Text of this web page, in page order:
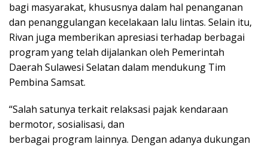
bagi masyarakat, khususnya dalam hal penanganan
dan penanggulangan kecelakaan lalu lintas. Selain itu,
Rivan juga memberikan apresiasi terhadap berbagai
program yang telah dijalankan oleh Pemerintah
Daerah Sulawesi Selatan dalam mendukung Tim
Pembina Samsat.
“Salah satunya terkait relaksasi pajak kendaraan
bermotor, sosialisasi, dan
berbagai program lainnya. Dengan adanya dukungan